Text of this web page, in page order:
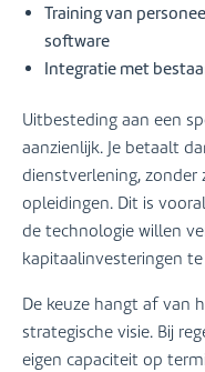
Training van
software
Integratie met
Uitbesteding aan een
aanzienlijk. Je betaalt
dienstverlening,
opleidingen. Dit is
de technologie willen
kapitaalinvesteringen
De keuze hangt af van
strategische visie. Bij
eigen capaciteit op